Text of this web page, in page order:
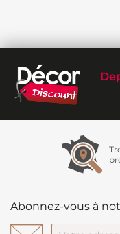
Abonnez-vous à